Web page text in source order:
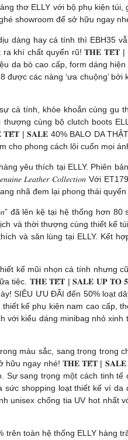
thơ ELLY với bộ phụ kiện túi,
showroom để sở hữu ngay
dàng hay cá tính thì EBH35
khí chất quyến rũ! 𝐓𝐇𝐄 𝐓𝐄̂́𝐓
da bò cao cấp, form dáng
các nàng ‘ưa chuộng’
cá tính, khỏe khoắn cùng gu
cùng bộ clutch boots
| 𝐒𝐀𝐋𝐄 40% BALO DA
cho phong cách lôi cuốn mọi
yêu thích tại ELLY. Phiên
𝐿𝑒𝑎𝑡ℎ𝑒𝑟 𝐶𝑜𝑙𝑙𝑒𝑐𝑡𝑖𝑜𝑛 Với
nhã đem lại phong thái
đã lên kệ tại hệ thống
và thời thượng cùng thiết kế
thích và săn lùng tại ELLY.
kế mũi nhọn cá tính nhưng
tiệc. 𝐓𝐇𝐄 𝐓𝐄̂́𝐓 | 𝐒𝐀𝐋𝐄 𝐔𝐏 𝐓𝐎
SIÊU ƯU ĐÃI đến 50%
kế phụ kiện nam cao
kiểu dáng minibag nhỏ
màu sắc, sang trọng trong
ngay nhé! 𝐓𝐇𝐄 𝐓𝐄̂́𝐓 | 𝐒𝐀𝐋𝐄
sang trọng một cách tinh
shopping loạt thiết kế ví
chống tia UV hot nhất
toàn hệ thống ELLY hàng